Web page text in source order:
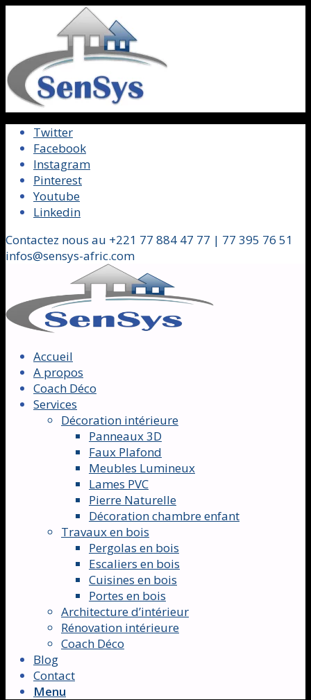
Twitter
Facebook
Instagram
Pinterest
Youtube
Linkedin
Contactez nous au +221 77 884 47 77 | 77 395 76 51
infos@sensys-afric.com
Accueil
A propos
Coach Déco
Services
Décoration intérieure
Panneaux 3D
Faux Plafond
Meubles Lumineux
Lames PVC
Pierre Naturelle
Décoration chambre enfant
Travaux en bois
Pergolas en bois
Escaliers en bois
Cuisines en bois
Portes en bois
Architecture d’intérieur
Rénovation intérieure
Coach Déco
Blog
Contact
Menu